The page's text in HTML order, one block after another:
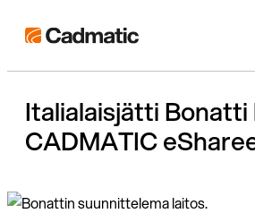
Siirry
suoraan
sisältöön
Cadmatic
3D
&
Engineering
Software
Italialaisjätti
CADMATIC